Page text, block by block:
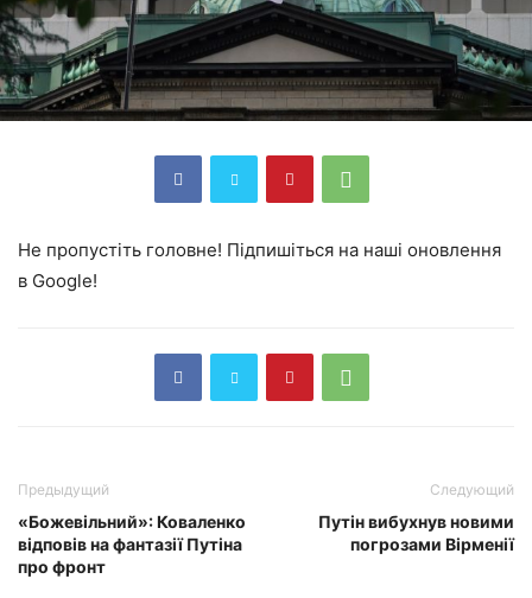
Не пропустіть головне! Підпишіться на наші оновлення
в Google!
Предыдущий
«Божевільний»: Коваленко
відповів на фантазії Путіна
про фронт
Следующий
Путін вибухнув новими
погрозами Вірменії